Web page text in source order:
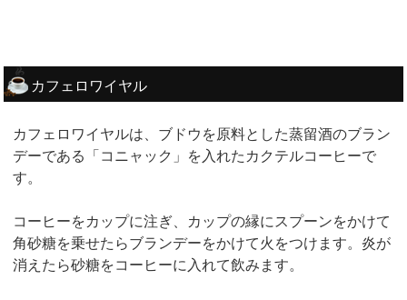
カフェロワイヤル
カフェロワイヤルは、ブドウを原料とした蒸留酒のブラン
デーである「コニャック」を入れたカクテルコーヒーで
す。
コーヒーをカップに注ぎ、カップの縁にスプーンをかけて
角砂糖を乗せたらブランデーをかけて火をつけます。炎が
消えたら砂糖をコーヒーに入れて飲みます。